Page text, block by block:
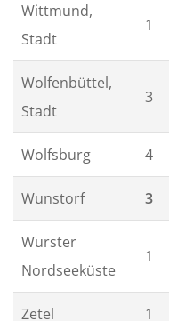
Wittmund,
Stadt
1
Wolfenbüttel,
Stadt
3
Wolfsburg 4
Wunstorf 3
Wurster
Nordseeküste
1
Zetel 1